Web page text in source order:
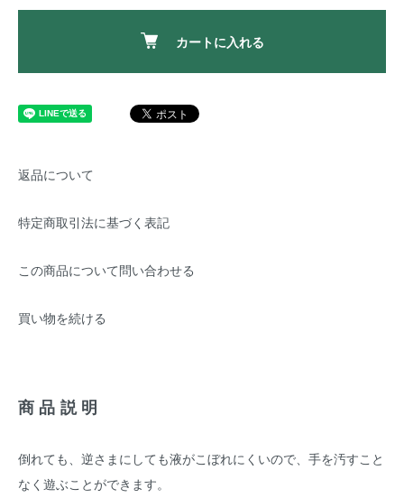
カートに入れる
返品について
特定商取引法に基づく表記
この商品について問い合わせる
買い物を続ける
商品説明
倒れても、逆さまにしても液がこぼれにくいので、手を汚すこと
なく遊ぶことができます。